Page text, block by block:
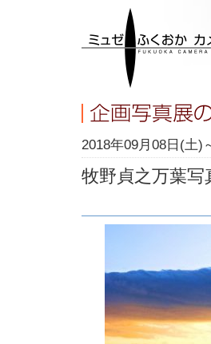
2018年09月08日(土)
牧野貞之万葉